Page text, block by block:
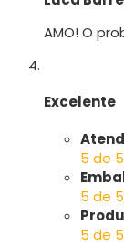
AMO! O
Excelente
5 de 5
5 de 5
5 de 5